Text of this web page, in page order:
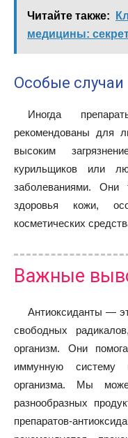
Читайте также:
медицины:
Особые случаи
Иногда
рекомендованы для
высоким
курильщиков или
заболеваниями.
здоровья кожи,
косметических
Важные
Антиоксиданты —
свободных
организм. Они
иммунную систему
организма. Мы
разнообразных
препаратов-